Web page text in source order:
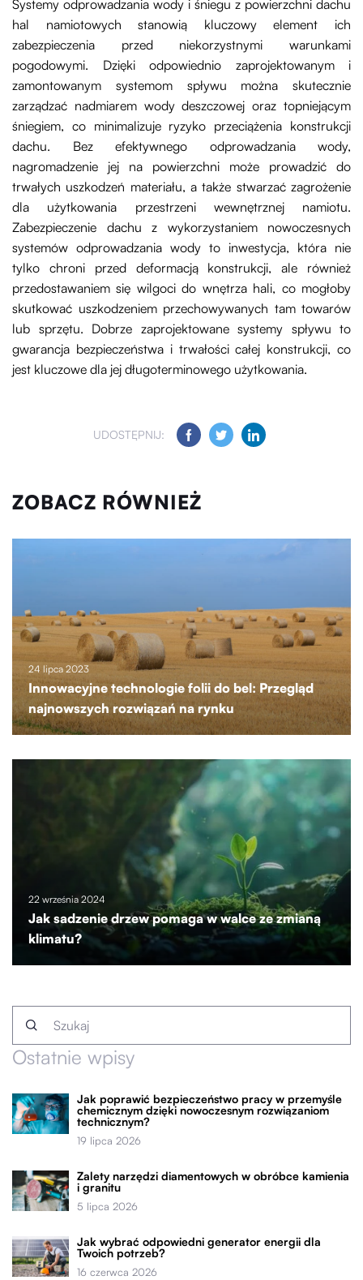
Systemy odprowadzania wody i śniegu z powierzchni dachu
hal namiotowych stanowią kluczowy element ich
zabezpieczenia przed niekorzystnymi warunkami
pogodowymi. Dzięki odpowiednio zaprojektowanym i
zamontowanym systemom spływu można skutecznie
zarządzać nadmiarem wody deszczowej oraz topniejącym
śniegiem, co minimalizuje ryzyko przeciążenia konstrukcji
dachu. Bez efektywnego odprowadzania wody,
nagromadzenie jej na powierzchni może prowadzić do
trwałych uszkodzeń materiału, a także stwarzać zagrożenie
dla użytkowania przestrzeni wewnętrznej namiotu.
Zabezpieczenie dachu z wykorzystaniem nowoczesnych
systemów odprowadzania wody to inwestycja, która nie
tylko chroni przed deformacją konstrukcji, ale również
przedostawaniem się wilgoci do wnętrza hali, co mogłoby
skutkować uszkodzeniem przechowywanych tam towarów
lub sprzętu. Dobrze zaprojektowane systemy spływu to
gwarancja bezpieczeństwa i trwałości całej konstrukcji, co
jest kluczowe dla jej długoterminowego użytkowania.
UDOSTĘPNIJ:
ZOBACZ RÓWNIEŻ
24 lipca 2023
Innowacyjne technologie folii do bel: Przegląd
najnowszych rozwiązań na rynku
22 września 2024
Jak sadzenie drzew pomaga w walce ze zmianą
klimatu?
Ostatnie wpisy
Jak poprawić bezpieczeństwo pracy w przemyśle
chemicznym dzięki nowoczesnym rozwiązaniom
technicznym?
19 lipca 2026
Zalety narzędzi diamentowych w obróbce kamienia
i granitu
5 lipca 2026
Jak wybrać odpowiedni generator energii dla
Twoich potrzeb?
16 czerwca 2026